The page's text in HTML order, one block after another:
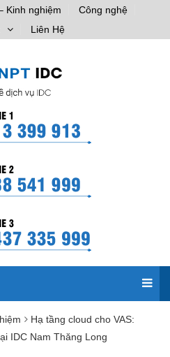
Kinh nghiệm
Công nghệ
Liên Hệ
Hạ tầng cloud cho VAS:
IDC Nam Thăng Long